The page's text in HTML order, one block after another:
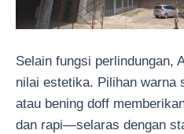
Selain fungsi perlindungan,
nilai estetika. Pilihan warna
atau bening doff
dan rapi—selaras dengan